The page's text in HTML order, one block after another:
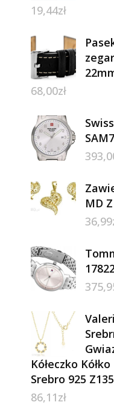
19,44zł
68,00zł
MD
36,99
Kółeczko
Srebro 925
86,11zł